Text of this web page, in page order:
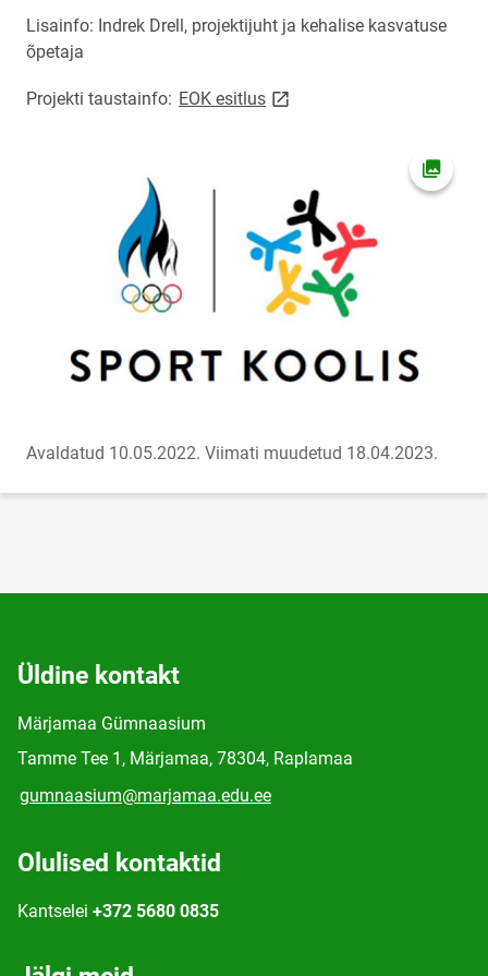
Lisainfo: Indrek Drell, projektijuht ja kehalise kasvatuse
õpetaja
Projekti taustainfo: EOK esitluslink opens on new page
Ava
Avaldatud 10.05.2022. Viimati muudetud 18.04.2023.
Üldine kontakt
Märjamaa Gümnaasium
Tamme Tee 1, Märjamaa, 78304, Raplamaa
gumnaasium@marjamaa.edu.ee
Olulised kontaktid
Kantselei +372 5680 0835